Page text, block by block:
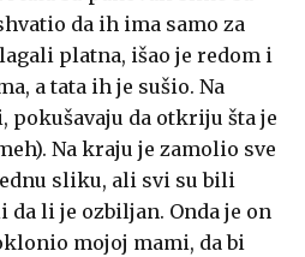
da ih ima samo za
platna, išao je redom i
a tata ih je sušio. Na
pokušavaju da otkriju šta je
Na kraju je zamolio sve
sliku, ali svi su bili
li je ozbiljan. Onda je on
mojoj mami, da bi